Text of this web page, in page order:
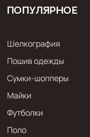
ПОПУЛЯРНОЕ
Шелкография
Пошив одежды
Сумки-шопперы
Майки
Футболки
Поло